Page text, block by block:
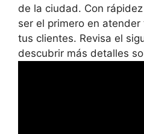
de la ciudad. Con
ser el primero en
tus clientes. Revisa el
descubrir más detalles